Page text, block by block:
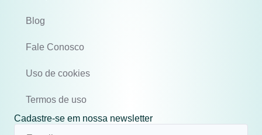
Blog
Fale Conosco
Uso de cookies
Termos de uso
Cadastre-se em nossa newsletter